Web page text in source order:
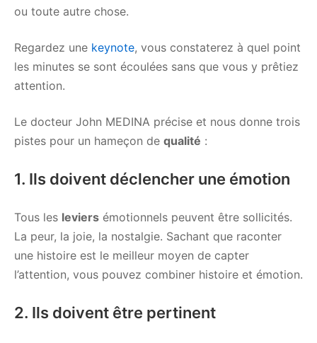
ou toute autre chose.
Regardez une keynote, vous constaterez à quel point
les minutes se sont écoulées sans que vous y prêtiez
attention.
Le docteur John MEDINA précise et nous donne trois
pistes pour un hameçon de qualité :
1. Ils doivent déclencher une émotion
Tous les leviers émotionnels peuvent être sollicités.
La peur, la joie, la nostalgie. Sachant que raconter
une histoire est le meilleur moyen de capter
l’attention, vous pouvez combiner histoire et émotion.
2. Ils doivent être pertinent